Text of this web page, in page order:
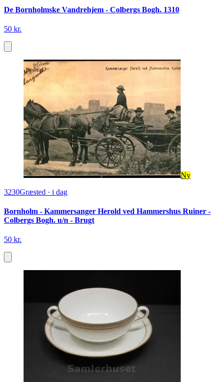
De Bornholmske Vandrehjem - Colbergs Bogh. 1310
50 kr.
Ny
3230Græsted · i dag
Bornholm - Kammersanger Herold ved Hammershus Ruiner -
Colbergs Bogh. u/n - Brugt
50 kr.